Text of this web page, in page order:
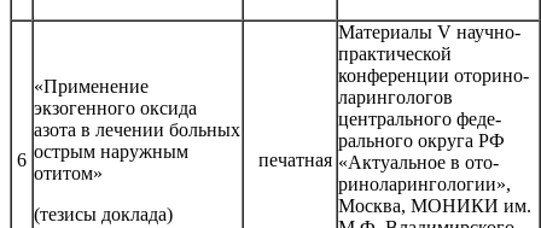
6
«Применение
экзогенного оксида
азота в лечении больных
острым наружным
отитом»
(тезисы доклада)
печатная
Материалы V научно-
практической
конференции оторино-
ларингологов
центрального феде-
рального округа РФ
«Актуальное в ото-
риноларингологии»,
Москва, МОНИКИ им.